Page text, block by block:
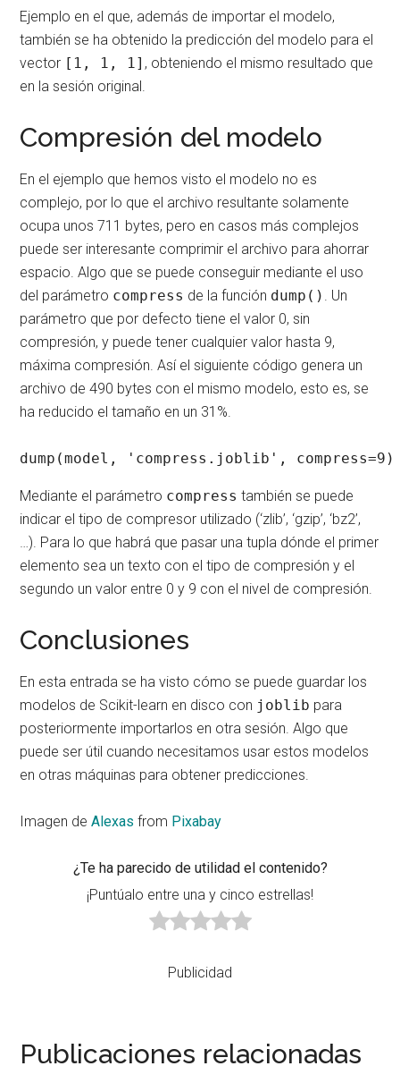
Ejemplo en el que, además de importar el modelo,
también se ha obtenido la predicción del modelo para el
vector [1, 1, 1] , obteniendo el mismo resultado que
en la sesión original.
Compresión del modelo
En el ejemplo que hemos visto el modelo no es
complejo, por lo que el archivo resultante solamente
ocupa unos 711 bytes, pero en casos más complejos
puede ser interesante comprimir el archivo para ahorrar
espacio. Algo que se puede conseguir mediante el uso
del parámetro compress de la función dump() . Un
parámetro que por defecto tiene el valor 0, sin
compresión, y puede tener cualquier valor hasta 9,
máxima compresión. Así el siguiente código genera un
archivo de 490 bytes con el mismo modelo, esto es, se
ha reducido el tamaño en un 31%.
dump(model, 'compress.joblib',
Mediante el parámetro compress también se puede
indicar el tipo de compresor utilizado (‘zlib’, ‘gzip’, ‘bz2’,
…). Para lo que habrá que pasar una tupla dónde el primer
elemento sea un texto con el tipo de compresión y el
segundo un valor entre 0 y 9 con el nivel de compresión.
Conclusiones
En esta entrada se ha visto cómo se puede guardar los
modelos de Scikit-learn en disco con joblib para
posteriormente importarlos en otra sesión. Algo que
puede ser útil cuando necesitamos usar estos modelos
en otras máquinas para obtener predicciones.
Imagen deAlexas from Pixabay
¿Te ha parecido de utilidad el contenido?
¡Puntúalo entre una y cinco estrellas!
Publicidad
Publicaciones relacionadas